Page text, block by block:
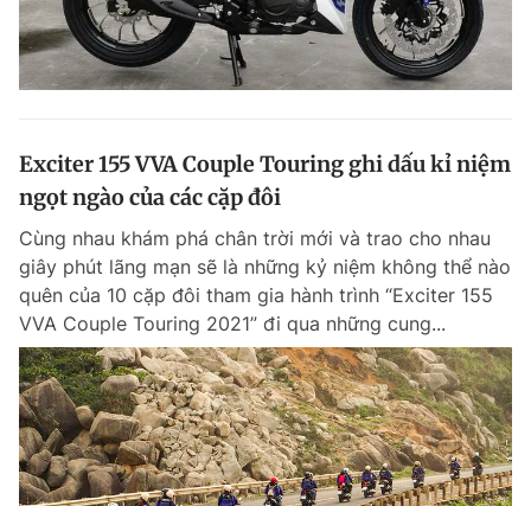
Exciter 155 VVA Couple Touring ghi dấu kỉ niệm
ngọt ngào của các cặp đôi
Cùng nhau khám phá chân trời mới và trao cho nhau
giây phút lãng mạn sẽ là những kỷ niệm không thể nào
quên của 10 cặp đôi tham gia hành trình “Exciter 155
VVA Couple Touring 2021” đi qua những cung...